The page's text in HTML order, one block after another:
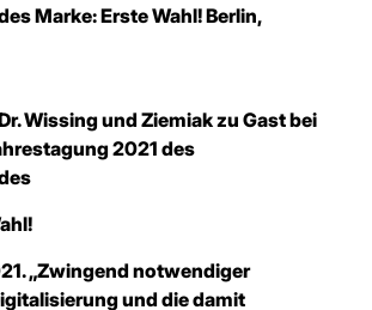
Marke: Erste Wahl! Berlin,
Wissing und Ziemiak zu Gast bei
2021 des
„Zwingend notwendiger
und die damit